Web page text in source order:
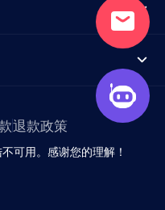
退款政策
可用。感谢您的理解！